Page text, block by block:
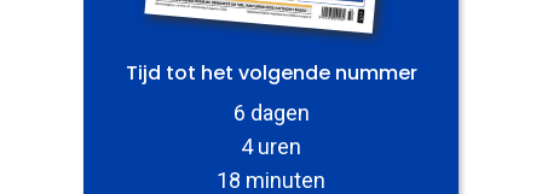
Tijd tot het volgende nummer
6 dagen
4 uren
18 minuten